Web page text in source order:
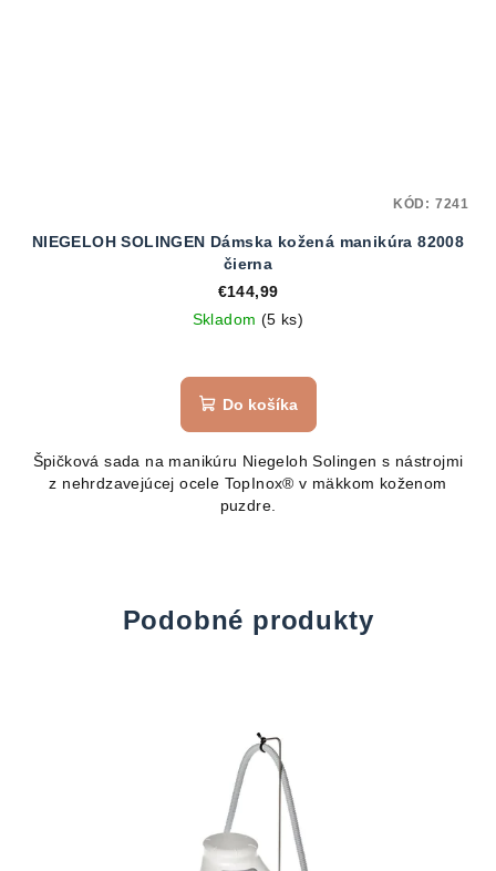
NIEGELOH SOLINGEN Dámska kožená manikúra 82008
čierna
€144,99
Skladom (5 ks)
Do košíka
Špičková sada na manikúru Niegeloh Solingen s nástrojmi
z nehrdzavejúcej ocele TopInox® v mäkkom koženom
puzdre.
KÓD: 7241
Podobné produkty